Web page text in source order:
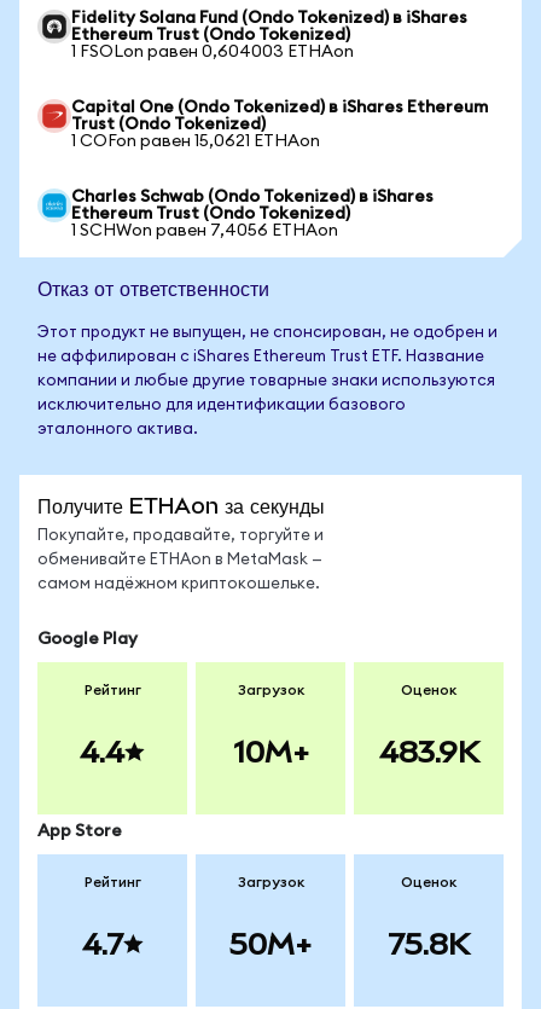
Fidelity Solana Fund (Ondo Tokenized) в iShares
Ethereum Trust (Ondo Tokenized)
1 FSOLon равен 0,604003 ETHAon
Capital One (Ondo Tokenized) в iShares Ethereum
Trust (Ondo Tokenized)
1 COFon равен 15,0621 ETHAon
Charles Schwab (Ondo Tokenized) в iShares
Ethereum Trust (Ondo Tokenized)
1 SCHWon равен 7,4056 ETHAon
Отказ от ответственности
Этот продукт не выпущен, не спонсирован, не одобрен и
не аффилирован с iShares Ethereum Trust ETF. Название
компании и любые другие товарные знаки используются
исключительно для идентификации базового
эталонного актива.
Получите ETHAon за секунды
Покупайте, продавайте, торгуйте и
обменивайте ETHAon в MetaMask —
самом надёжном криптокошельке.
Google Play
Рейтинг
4.4
Загрузок
10M+
Оценок
483.9K
App Store
Рейтинг
4.7
Загрузок
50M+
Оценок
75.8K